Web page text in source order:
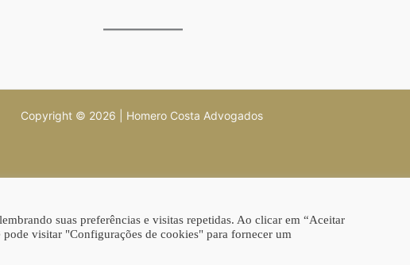
Copyright © 2026 | Homero Costa Advogados
suas preferências e visitas repetidas. Ao clicar em “Aceitar
visitar "Configurações de cookies" para fornecer um